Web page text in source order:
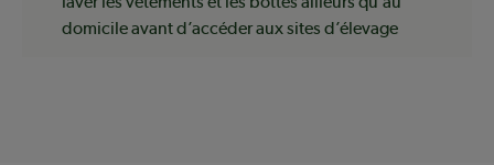
domicile avant d’accéder aux sites d’élevage